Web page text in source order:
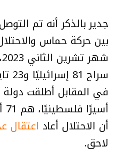
جدير بالذكر أنه تم
بين حركة حماس
أن الاحتلال أعاد اعتقال
لاحق.